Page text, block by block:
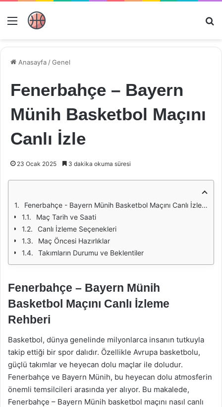
Menü
Anasayfa /Genel
Fenerbahçe – Bayern
Münih Basketbol Maçını
Canlı İzle
23 Ocak 2025 3 dakika okuma süresi
Fenerbahçe - Bayern Münih Basketbol Maçını Canlı İzleme Rehberi
Maç Tarih ve Saati
Canlı İzleme Seçenekleri
Maç Öncesi Hazırlıklar
Takımların Durumu ve Beklentiler
Fenerbahçe – Bayern Münih
Basketbol Maçını Canlı İzleme
Rehberi
Basketbol, dünya genelinde milyonlarca insanın tutkuyla
takip ettiği bir spor dalıdır. Özellikle Avrupa basketbolu,
güçlü takımlar ve heyecan dolu maçlar ile doludur.
Fenerbahçe ve Bayern Münih, bu heyecan dolu atmosferin
önemli temsilcileri arasında yer alıyor. Bu makalede,
Fenerbahçe – Bayern Münih basketbol maçını nasıl canlı